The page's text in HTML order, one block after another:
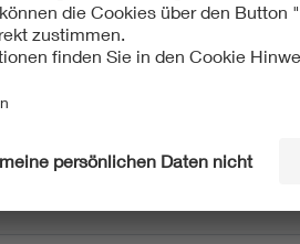
mit der Bestätigungsmail. In
unteren Bereich.
dieser Veranstaltung werden
auch online veröffentlicht. Mit